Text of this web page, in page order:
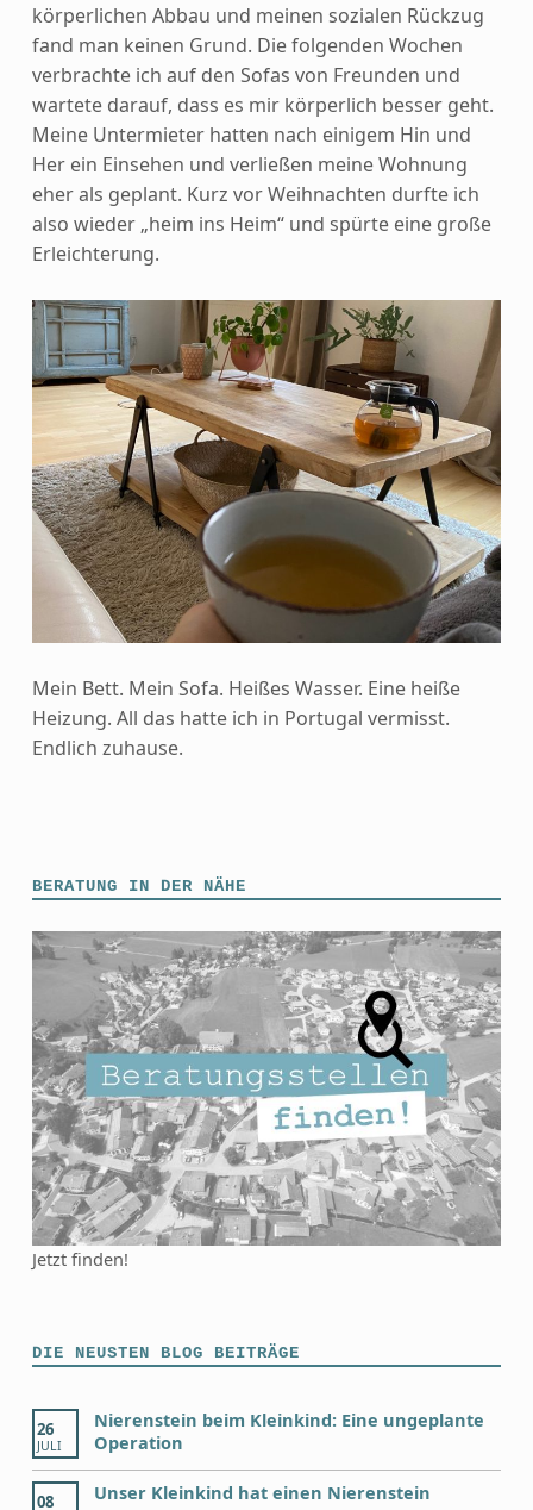
körperlichen Abbau und meinen sozialen Rückzug
fand man keinen Grund. Die folgenden Wochen
verbrachte ich auf den Sofas von Freunden und
wartete darauf, dass es mir körperlich besser geht.
Meine Untermieter hatten nach einigem Hin und
Her ein Einsehen und verließen meine Wohnung
eher als geplant. Kurz vor Weihnachten durfte ich
also wieder „heim ins Heim“ und spürte eine große
Erleichterung.
Mein Bett. Mein Sofa. Heißes Wasser. Eine heiße
Heizung. All das hatte ich in Portugal vermisst.
Endlich zuhause.
BERATUNG IN DER NÄHE
Jetzt finden!
DIE NEUSTEN BLOG BEITRÄGE
26
JULI
Nierenstein beim Kleinkind: Eine ungeplante
Operation
08 Unser Kleinkind hat einen Nierenstein